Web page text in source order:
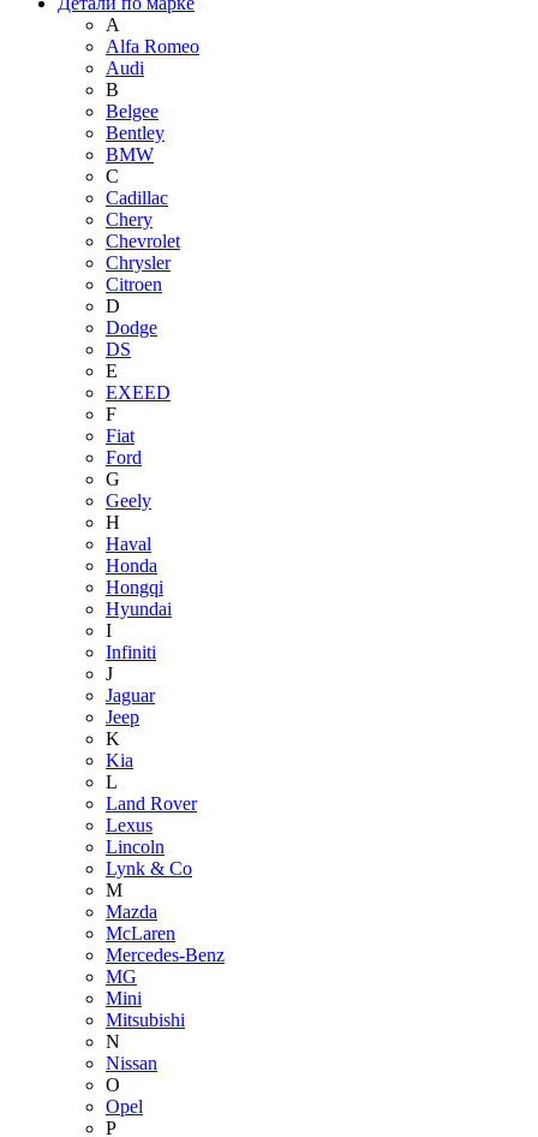
A
Alfa Romeo
Audi
B
Belgee
Bentley
BMW
C
Cadillac
Chery
Chevrolet
Chrysler
Citroen
D
Dodge
DS
E
EXEED
F
Fiat
Ford
G
Geely
H
Haval
Honda
Hongqi
Hyundai
I
Infiniti
J
Jaguar
Jeep
K
Kia
L
Land Rover
Lexus
Lincoln
Lynk & Co
M
Mazda
McLaren
Mercedes-Benz
MG
Mini
Mitsubishi
N
Nissan
O
Opel
P